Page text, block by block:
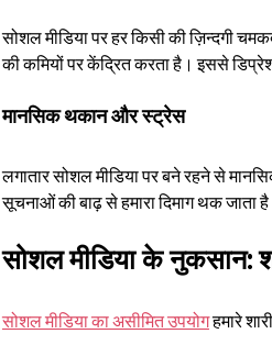
सोशल मीडिया पर हर किसी की ज़िन्दगी
की कमियों पर केंद्रित करता है। इससे
मानसिक थकान और स्ट्रेस
लगातार सोशल मीडिया पर बने रहने से
सूचनाओं की बाढ़ से हमारा दिमाग थक जाता
सोशल मीडिया के नुकसान:
सोशल मीडिया का असीमित उपयोग हमारे